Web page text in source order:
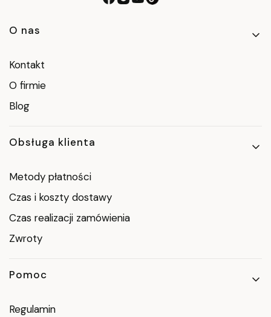
Linki w stopce
O nas
Kontakt
O firmie
Blog
Obsługa klienta
Metody płatności
Czas i koszty dostawy
Czas realizacji zamówienia
Zwroty
Pomoc
Regulamin